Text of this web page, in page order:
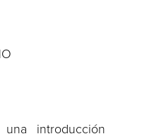
introducción